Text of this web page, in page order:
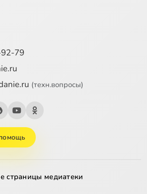
79
(техн.вопросы)
страницы медиатеки